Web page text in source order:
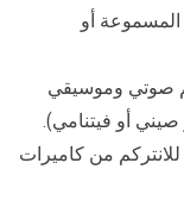
المسموعة أو
صوتي وموسيقي
صيني أو فيتنامي).
للانتركم من كاميرات